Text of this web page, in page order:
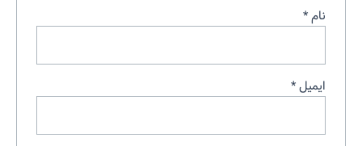
نام*
ایمیل*